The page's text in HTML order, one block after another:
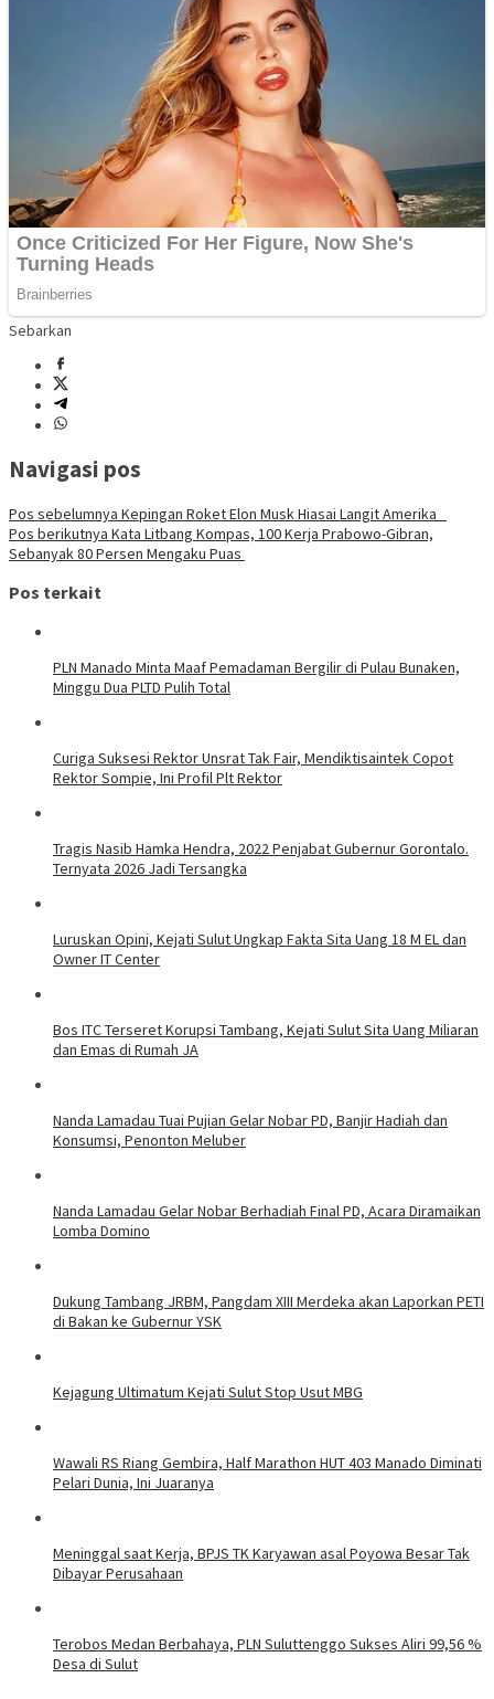
Sebarkan
Navigasi pos
Pos sebelumnya Kepingan Roket Elon Musk Hiasai Langit Amerika
Pos berikutnya Kata Litbang Kompas, 100 Kerja Prabowo-Gibran,
Sebanyak 80 Persen Mengaku Puas
Pos terkait
PLN Manado Minta Maaf Pemadaman Bergilir di Pulau Bunaken,
Minggu Dua PLTD Pulih Total
Curiga Suksesi Rektor Unsrat Tak Fair, Mendiktisaintek Copot
Rektor Sompie, Ini Profil Plt Rektor
Tragis Nasib Hamka Hendra, 2022 Penjabat Gubernur Gorontalo.
Ternyata 2026 Jadi Tersangka
Luruskan Opini, Kejati Sulut Ungkap Fakta Sita Uang 18 M EL dan
Owner IT Center
Bos ITC Terseret Korupsi Tambang, Kejati Sulut Sita Uang Miliaran
dan Emas di Rumah JA
Nanda Lamadau Tuai Pujian Gelar Nobar PD, Banjir Hadiah dan
Konsumsi, Penonton Meluber
Nanda Lamadau Gelar Nobar Berhadiah Final PD, Acara Diramaikan
Lomba Domino
Dukung Tambang JRBM, Pangdam XIII Merdeka akan Laporkan PETI
di Bakan ke Gubernur YSK
Kejagung Ultimatum Kejati Sulut Stop Usut MBG
Wawali RS Riang Gembira, Half Marathon HUT 403 Manado Diminati
Pelari Dunia, Ini Juaranya
Meninggal saat Kerja, BPJS TK Karyawan asal Poyowa Besar Tak
Dibayar Perusahaan
Terobos Medan Berbahaya, PLN Suluttenggo Sukses Aliri 99,56 %
Desa di Sulut